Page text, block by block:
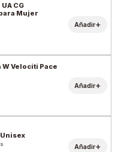
CG
Mujer
Añadir+
W Velociti Pace
Añadir+
Añadir+